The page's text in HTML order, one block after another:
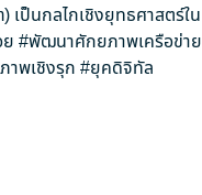
ป็นกลไกเชิงยุทธศาสตร์ใน
#พัฒนาศักยภาพเครือข่าย
พเชิงรุก #ยุคดิจิทัล